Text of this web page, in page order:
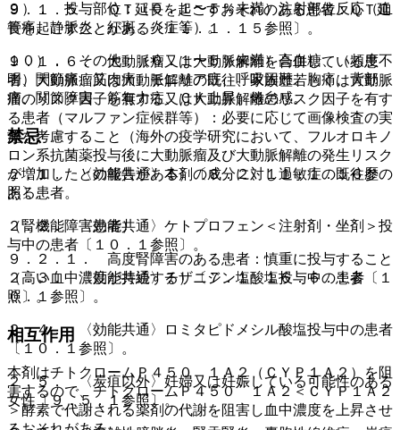
９．１．５． ＱＴ延長を起こすおそれのある患者：ＱＴ延
長を起こすことがある〔１１．１．１５参照〕。
９．１．６． 大動脈瘤又は大動脈解離を合併している患
者、大動脈瘤又は大動脈解離の既往、家族歴若しくは大動脈
瘤のリスク因子を有する又は大動脈解離のリスク因子を有す
る患者（マルファン症候群等）：必要に応じて画像検査の実
施を考慮すること（海外の疫学研究において、フルオロキノ
ロン系抗菌薬投与後に大動脈瘤及び大動脈解離の発生リスク
が増加したとの報告がある）〔８．２、１１．１．１６参
照〕。
（腎機能障害患者）
９．２．１． 高度腎障害のある患者：慎重に投与すること
（高い血中濃度が持続する）〔７．１、１６．６．１参
照〕。
相互作用
本剤はチトクロームＰ４５０ １Ａ２（ＣＹＰ１Ａ２）を阻
害するので、チトクロームＰ４５０ １Ａ２＜ＣＹＰ１Ａ２
＞酵素で代謝される薬剤の代謝を阻害し血中濃度を上昇させ
９）． 投与部位：（０．１〜５％未満）注射部位反応（血
管痛、静脈炎、紅斑、炎症等）。
１０）． その他：（０．１〜５％未満）高血糖、（頻度不
明）関節痛、筋肉痛、モニリア症、呼吸困難、胸痛、背部
痛、関節障害、筋無力症、ＣＫ上昇、倦怠感。
禁忌
２．１． 〈効能共通〉本剤の成分に対し過敏症の既往歴の
ある患者。
２．２． 〈効能共通〉ケトプロフェン＜注射剤・坐剤＞投
与中の患者〔１０．１参照〕。
２．３． 〈効能共通〉チザニジン塩酸塩投与中の患者〔１
０．１参照〕。
２．４． 〈効能共通〉ロミタピドメシル酸塩投与中の患者
〔１０．１参照〕。
２．５． 〈炭疽以外〉妊婦又は妊娠している可能性のある
女性〔９．５．１参照〕。